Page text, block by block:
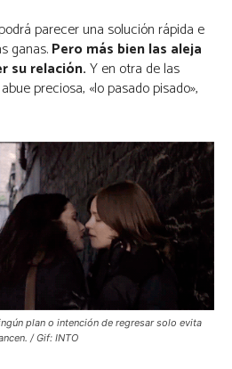
parecer una solución rápida e
ganas.Pero más bien las aleja
su relación.Y en otra de las
preciosa, «lo pasado pisado»,
plan o intención de regresar solo evita
/ Gif: INTO